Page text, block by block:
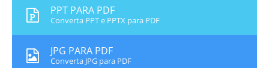
PPT PARA PDF
Converta PPT e PPTX para PDF
JPG PARA PDF
Converta JPG para PDF